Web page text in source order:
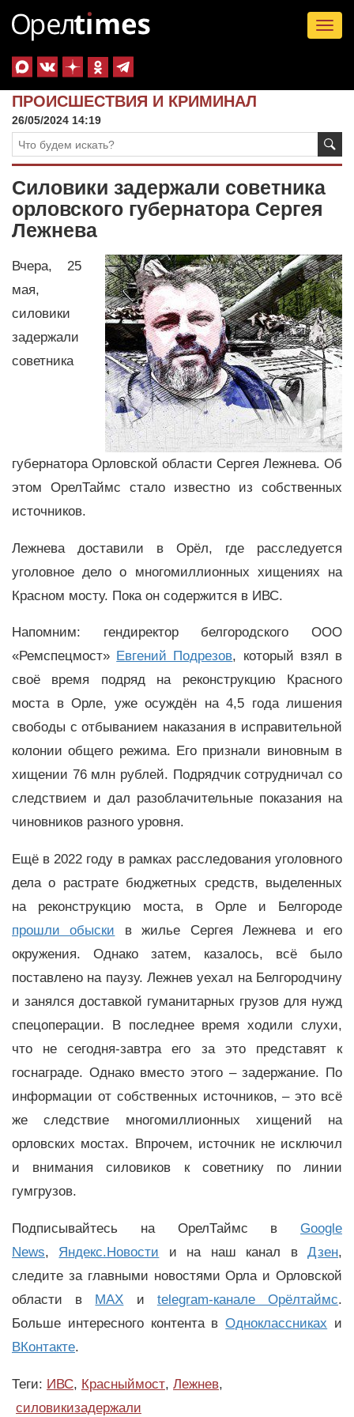
ПРОИСШЕСТВИЯ И КРИМИНАЛ
26/05/2024 14:19
Силовики задержали советника
орловского губернатора Сергея
Лежнева
Вчера, 25
мая,
силовики
задержали
советника
губернатора Орловской области Сергея Лежнева. Об
этом ОрелТаймс стало известно из собственных
источников.
Лежнева доставили в Орёл, где расследуется
уголовное дело о многомиллионных хищениях на
Красном мосту. Пока он содержится в ИВС.
Напомним: гендиректор белгородского ООО
«Ремспецмост» Евгений Подрезов, который взял в
своё время подряд на реконструкцию Красного
моста в Орле, уже осуждён на 4,5 года лишения
свободы с отбыванием наказания в исправительной
колонии общего режима. Его признали виновным в
хищении 76 млн рублей. Подрядчик сотрудничал со
следствием и дал разоблачительные показания на
чиновников разного уровня.
Ещё в 2022 году в рамках расследования уголовного
дела о растрате бюджетных средств, выделенных
на реконструкцию моста, в Орле и Белгороде
прошли обыски в жилье Сергея Лежнева и его
окружения. Однако затем, казалось, всё было
поставлено на паузу. Лежнев уехал на Белгородчину
и занялся доставкой гуманитарных грузов для нужд
спецоперации. В последнее время ходили слухи,
что не сегодня-завтра его за это представят к
госнаграде. Однако вместо этого – задержание. По
информации от собственных источников, – это всё
же следствие многомиллионных хищений на
орловских мостах. Впрочем, источник не исключил
и внимания силовиков к советнику по линии
гумгрузов.
Подписывайтесь на ОрелТаймс в Google
News, Яндекс.Новости и на наш канал вДзен,
следите за главными новостями Орла и Орловской
области в MAX и telegram-канале Орёлтаймс.
Больше интересного контента вОдноклассниках и
ВКонтакте.
Теги: ИВС, Красныймост, Лежнев,
силовикизадержали